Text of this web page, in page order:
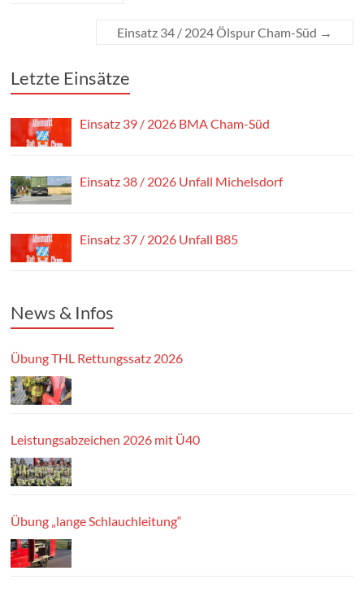
Einsatz 34 / 2024 Ölspur Cham-Süd →
Letzte Einsätze
Einsatz 39 / 2026 BMA Cham-Süd
Einsatz 38 / 2026 Unfall Michelsdorf
Einsatz 37 / 2026 Unfall B85
News & Infos
Übung THL Rettungssatz 2026
Leistungsabzeichen 2026 mit Ü40
Übung „lange Schlauchleitung“